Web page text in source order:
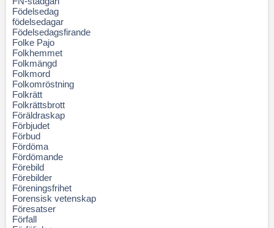
Födelsedag
födelsedagar
Födelsedagsfirande
Folke Pajo
Folkhemmet
Folkmängd
Folkmord
Folkomröstning
Folkrätt
Folkrättsbrott
Föräldraskap
Förbjudet
Förbud
Fördöma
Fördömande
Förebild
Förebilder
Föreningsfrihet
Forensisk vetenskap
Föresatser
Förfall